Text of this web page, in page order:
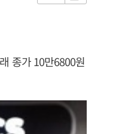
종가 10만6800원